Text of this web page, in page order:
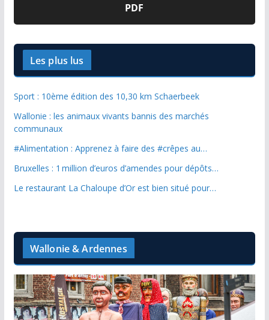
PDF
Les plus lus
Sport : 10ème édition des 10,30 km Schaerbeek
Wallonie : les animaux vivants bannis des marchés
communaux
#Alimentation : Apprenez à faire des #crêpes au…
Bruxelles : 1 million d’euros d’amendes pour dépôts…
Le restaurant La Chaloupe d’Or est bien situé pour…
Wallonie & Ardennes